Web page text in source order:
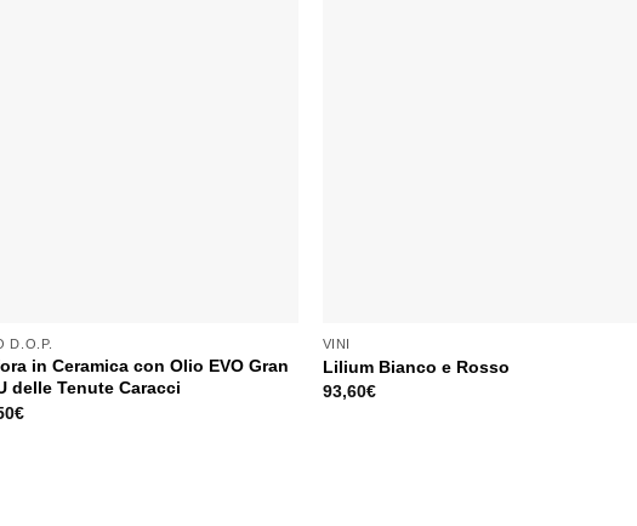
D.O.P.
in Ceramica con Olio EVO Gran
delle Tenute Caracci
€
VINI
Lilium Bianco e Rosso
93,60€